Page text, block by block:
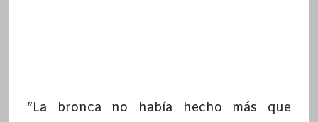
“La bronca no había hecho más que